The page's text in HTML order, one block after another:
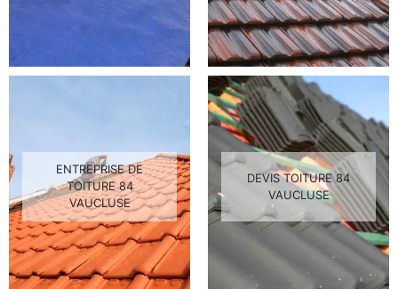
ENTREPRISE DE
TOITURE 84
VAUCLUSE
DEVIS TOITURE 84
VAUCLUSE